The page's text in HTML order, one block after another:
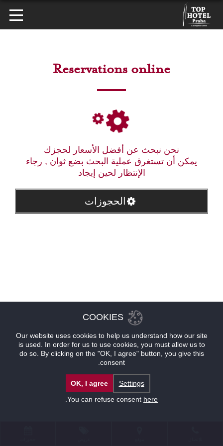
Reservations online
نحن نبحث عن أفضل الأسعار لحجزك
يمكن أن تستغرق عملية البحث بضع ثوان , رجاء
الإنتظار لحين إيجاد
الحجوزات
COOKIES
Our website uses cookies to help us understand how our site
is used. In order for us to use cookies, you must allow us to
do so. By clicking on the "OK, I agree" button, you give this
consent.
Settings
OK, I agree
You can refuse consent here
.